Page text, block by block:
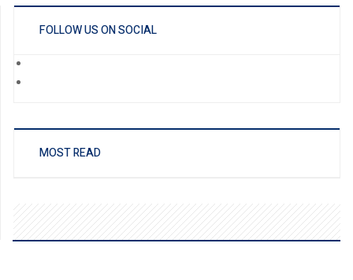
FOLLOW US ON SOCIAL
MOST READ